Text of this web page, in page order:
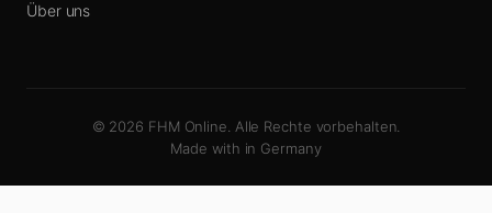
Über uns
© 2026 FHM Online. Alle Rechte vorbehalten.
Made with in Germany